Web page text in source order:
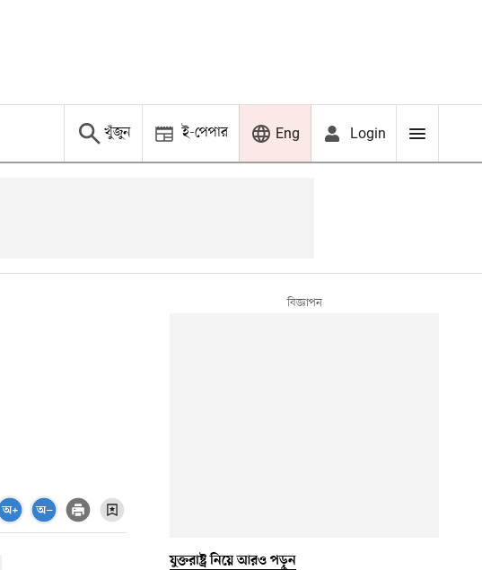
খুঁজুন ই-পেপার Eng Login
যুক্তরাষ্ট্র নিয়ে আরও পড়ুন